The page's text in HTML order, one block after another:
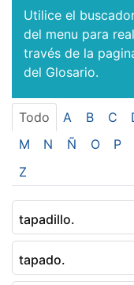
Utilice el
del menu para
través de la
del Glosario.
Todo A B C
M
N Ñ O P
Z
tapadillo.
tapado.